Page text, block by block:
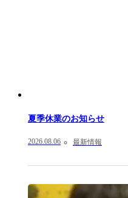
夏季休業のお知らせ
2026.08.06 最新情報